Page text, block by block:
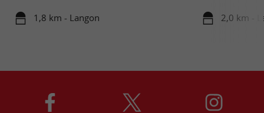
1,8 km - Langon 2,0 km -